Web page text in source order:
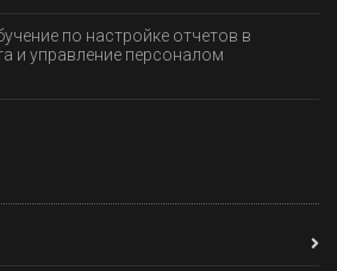
по настройке отчетов в
и управление персоналом